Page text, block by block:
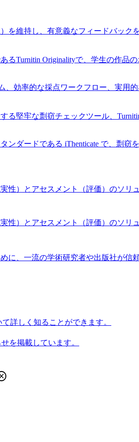
を維持し、有意義なフィードバック
るTurnitin Originalityで、学生の作品
、効率的な採点ワークフロー、実
る堅牢な剽窃チェックツール、
ンダードである iThenticate で、剽窃
性）とアセスメント（評価）のソリ
性）とアセスメント（評価）のソリ
に、一流の学術研究者や出版社が信
詳しく知ることができます。
を掲載しています。